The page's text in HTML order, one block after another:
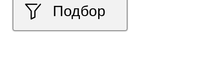
Подбор